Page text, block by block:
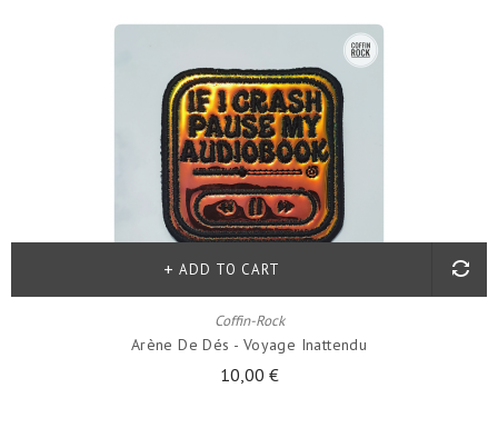
Coffin-Rock
Arène De Dés - Voyage Inattendu
10,00 €
ADD TO CART